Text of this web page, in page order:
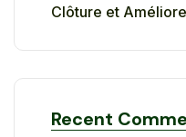
Clôture et
Recent